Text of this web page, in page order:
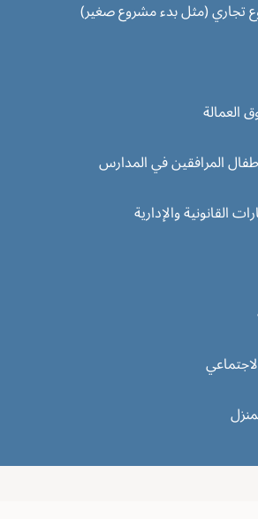
تجاري (مثل بدء مشروع صغير)
العمالة
المرافقين في المدارس
القانونية والإدارية